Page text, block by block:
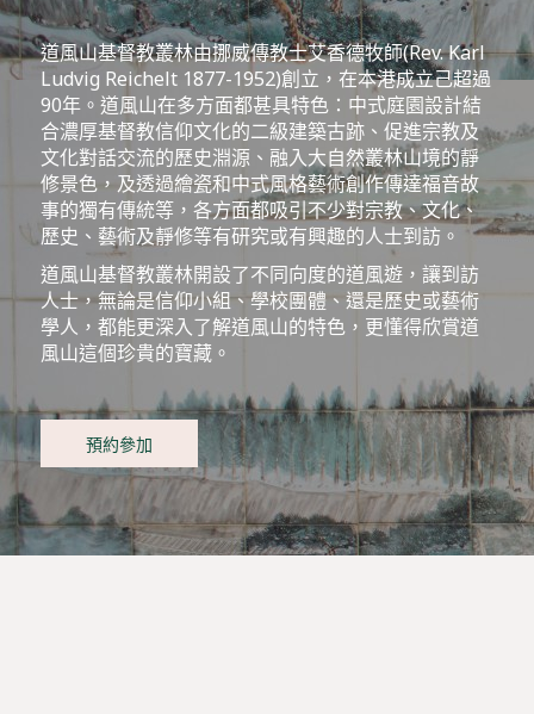
道風山基督教叢林由挪威傳教士艾香德牧師(Rev. Karl
Ludvig Reichelt 1877-1952)創立，在本港成立己超過
90年。道風山在多方面都甚具特色：中式庭園設計結
合濃厚基督教信仰文化的二級建築古跡、促進宗教及
文化對話交流的歷史淵源、融入大自然叢林山境的靜
修景色，及透過繪瓷和中式風格藝術創作傳達福音故
事的獨有傳統等，各方面都吸引不少對宗教、文化、
歷史、藝術及靜修等有研究或有興趣的人士到訪。
道風山基督教叢林開設了不同向度的道風遊，讓到訪
人士，無論是信仰小組、學校團體、還是歷史或藝術
學人，都能更深入了解道風山的特色，更懂得欣賞道
風山這個珍貴的寶藏。
預約參加